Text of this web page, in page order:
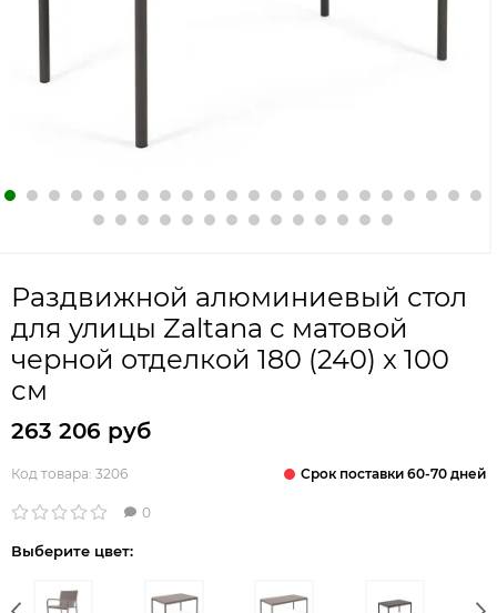
Раздвижной алюминиевый стол
для улицы Zaltana с матовой
черной отделкой 180 (240) x 100
см
263 206 руб
Код товара: 3206 Срок поставки 60-70 дней
0
Выберите цвет: